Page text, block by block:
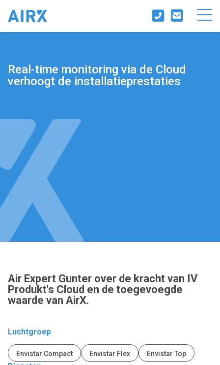
Real-time monitoring via de Cloud
verhoogt de installatieprestaties
Luchtgroep
Envistar Compact Envistar Flex Envistar Top
Air Expert Gunter over de kracht van IV
Produkt's Cloud en de toegevoegde
waarde van AirX.